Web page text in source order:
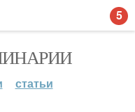
статьи
5